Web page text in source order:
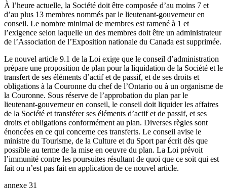
À l’heure actuelle, la Société doit être composée d’au moins 7 et
d’au plus 13 membres nommés par le lieutenant-gouverneur en
conseil. Le nombre minimal de membres est ramené à 1 et
l’exigence selon laquelle un des membres doit être un administrateur
de l’Association de l’Exposition nationale du Canada est supprimée.
Le nouvel article 9.1 de la Loi exige que le conseil d’administration
prépare une proposition de plan pour la liquidation de la Société et le
transfert de ses éléments d’actif et de passif, et de ses droits et
obligations à la Couronne du chef de l’Ontario ou à un organisme de
la Couronne. Sous réserve de l’approbation du plan par le
lieutenant-gouverneur en conseil, le conseil doit liquider les affaires
de la Société et transférer ses éléments d’actif et de passif, et ses
droits et obligations conformément au plan. Diverses règles sont
énoncées en ce qui concerne ces transferts. Le conseil avise le
ministre du Tourisme, de la Culture et du Sport par écrit dès que
possible au terme de la mise en oeuvre du plan. La Loi prévoit
l’immunité contre les poursuites résultant de quoi que ce soit qui est
fait ou n’est pas fait en application de ce nouvel article.
annexe 31